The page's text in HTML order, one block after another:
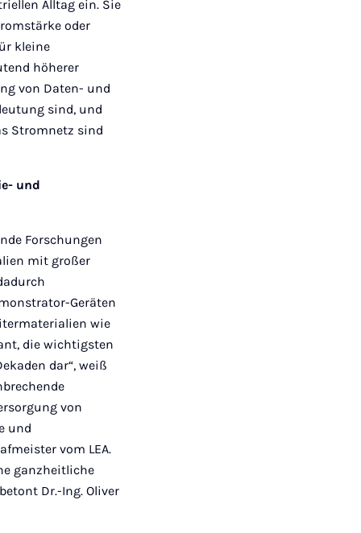
Alltag ein. Sie
oder
kleine
höherer
von Daten- und
sind, und
Stromnetz sind
und
Forschungen
mit großer
Geräten
wie
die wichtigsten
dar“, weiß
von
und
vom LEA.
ganzheitliche
Dr.-Ing. Oliver